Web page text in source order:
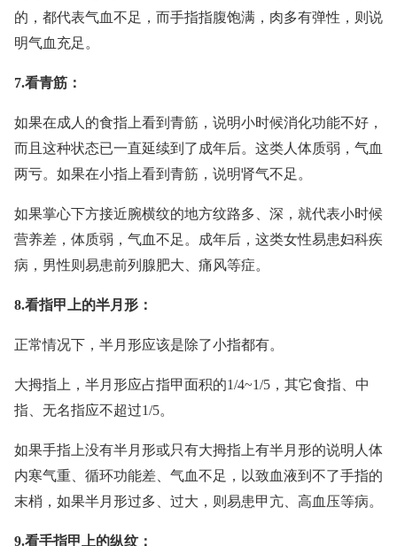
的，都代表气血不足，而手指指腹饱满，肉多有弹性，则说
明气血充足。
7.看青筋：
如果在成人的食指上看到青筋，说明小时候消化功能不好，
而且这种状态已一直延续到了成年后。这类人体质弱，气血
两亏。如果在小指上看到青筋，说明肾气不足。
如果掌心下方接近腕横纹的地方纹路多、深，就代表小时候
营养差，体质弱，气血不足。成年后，这类女性易患妇科疾
病，男性则易患前列腺肥大、痛风等症。
8.看指甲上的半月形：
正常情况下，半月形应该是除了小指都有。
大拇指上，半月形应占指甲面积的1/4~1/5，其它食指、中
指、无名指应不超过1/5。
如果手指上没有半月形或只有大拇指上有半月形的说明人体
内寒气重、循环功能差、气血不足，以致血液到不了手指的
末梢，如果半月形过多、过大，则易患甲亢、高血压等病。
9.看手指甲上的纵纹：